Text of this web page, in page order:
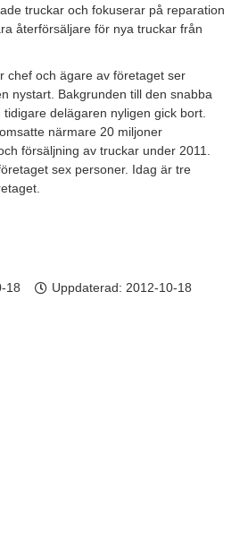
truckar och fokuserar på reparation
återförsäljare för nya truckar från
chef och ägare av företaget ser
nystart. Bakgrunden till den snabba
delägaren nyligen gick bort.
närmare 20 miljoner
försäljning av truckar under 2011.
sex personer. Idag är tre
18 Uppdaterad: 2012-10-18